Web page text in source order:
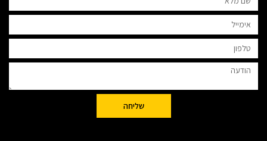
שליחה